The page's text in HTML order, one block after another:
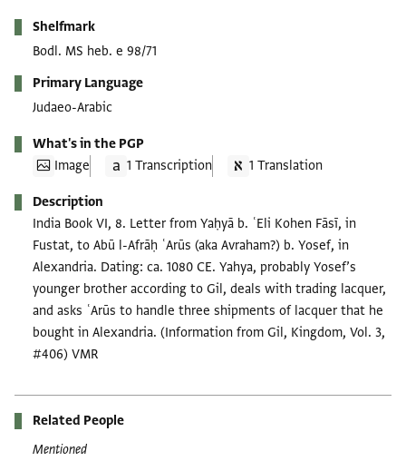
Shelfmark
Bodl. MS heb. e 98/71
Primary Language
Judaeo-Arabic
What's in the PGP
Image
1 Transcription 1 Translation
Description
India Book VI, 8. Letter from Yaḥyā b. ʿEli Kohen Fāsī, in
Fustat, to Abū l-Afrāḥ ʿArūs (aka Avraham?) b. Yosef, in
Alexandria. Dating: ca. 1080 CE. Yahya, probably Yosef’s
younger brother according to Gil, deals with trading lacquer,
and asks ʿArūs to handle three shipments of lacquer that he
bought in Alexandria. (Information from Gil, Kingdom, Vol. 3,
#406) VMR
Related People
Mentioned